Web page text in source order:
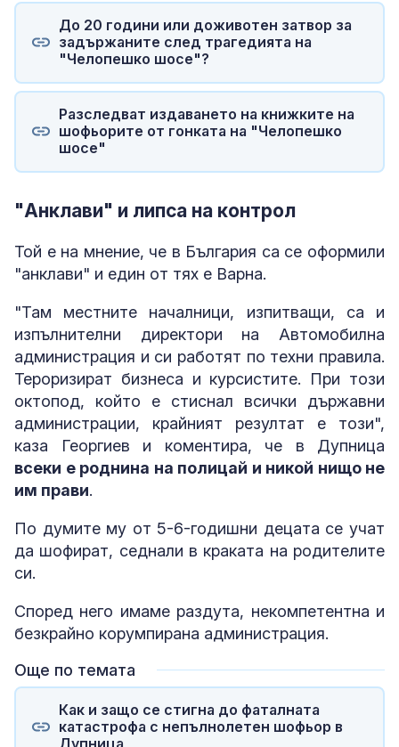
До 20 години или доживотен затвор за
задържаните след трагедията на
"Челопешко шосе"?
Разследват издаването на книжките на
шофьорите от гонката на "Челопешко
шосе"
"Анклави" и липса на контрол
Той е на мнение, че в България са се оформили
"анклави" и един от тях е Варна.
"Там местните началници, изпитващи, са и
изпълнителни директори на Автомобилна
администрация и си работят по техни правила.
Тероризират бизнеса и курсистите. При този
октопод, който е стиснал всички държавни
администрации, крайният резултат е този",
каза Георгиев и коментира, че в Дупница
всеки е роднина на полицай и никой нищо не
им прави.
По думите му от 5-6-годишни децата се учат
да шофират, седнали в краката на родителите
си.
Според него имаме раздута, некомпетентна и
безкрайно корумпирана администрация.
Още по темата
Как и защо се стигна до фаталната
катастрофа с непълнолетен шофьор в